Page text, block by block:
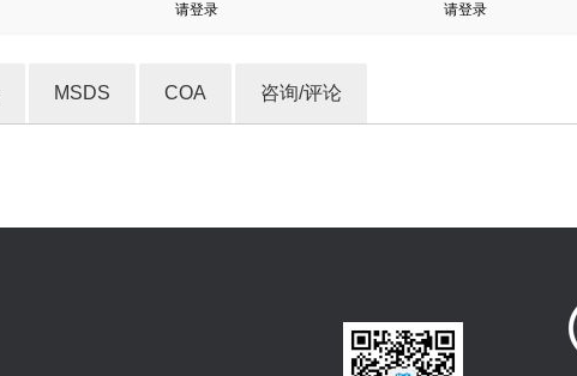
请登录 请登录
MSDS COA 咨询/评论